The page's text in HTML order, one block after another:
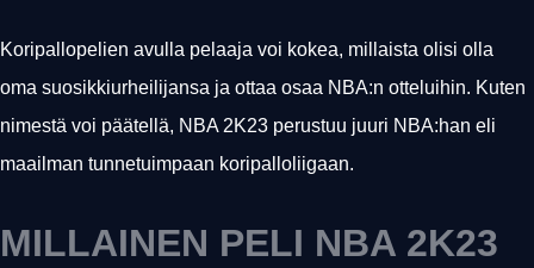
Koripallopelien avulla pelaaja voi kokea, millaista olisi olla
oma suosikkiurheilijansa ja ottaa osaa NBA:n otteluihin. Kuten
nimestä voi päätellä, NBA 2K23 perustuu juuri NBA:han eli
maailman tunnetuimpaan koripalloliigaan.
MILLAINEN PELI NBA 2K23